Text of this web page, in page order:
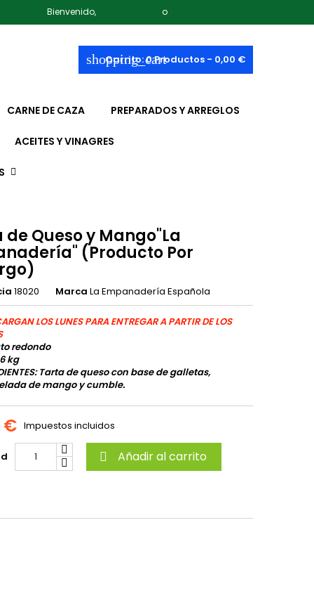
Bienvenido, o
shopping_cart
Carrito:0Productos - 0,00 €
CARNE DE CAZA PREPARADOS Y ARREGLOS
ACEITES Y VINAGRES
de Queso y Mango"La
(Producto Por
18020 Marca La Empanadería Española
LOS LUNES PARA ENTREGAR A PARTIR DE LOS
redondo
kg
Tarta de queso con base de galletas,
de mango y cumble.
€ Impuestos incluidos
 Añadir al carrito